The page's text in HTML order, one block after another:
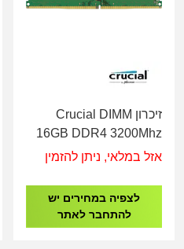
זיכרון Crucial DIMM
16GB DDR4 3200Mhz
CL22
אזל במלאי, ניתן להזמין
לצפיה במחירים יש
להתחבר לאתר